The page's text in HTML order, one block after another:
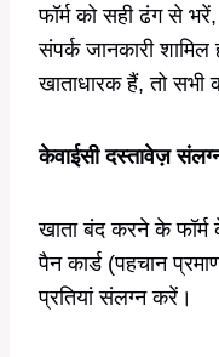
फॉर्म को सही ढंग से
संपर्क जानकारी
खाताधारक हैं, तो सभी
केवाईसी दस्तावेज़
खाता बंद करने के
पैन कार्ड (पहचान
प्रतियां संलग्न करें।